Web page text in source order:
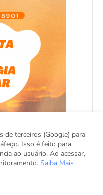
de terceiros (Google) para
Isso é feito para
ao usuário. Ao acessar,
Saiba Mais